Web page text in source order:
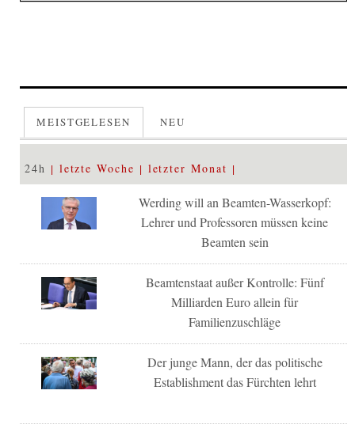
MEISTGELESEN NEU
24h letzte Woche letzter Monat
Werding will an Beamten-Wasserkopf:
Lehrer und Professoren müssen keine
Beamten sein
Beamtenstaat außer Kontrolle: Fünf
Milliarden Euro allein für
Familienzuschläge
Der junge Mann, der das politische
Establishment das Fürchten lehrt